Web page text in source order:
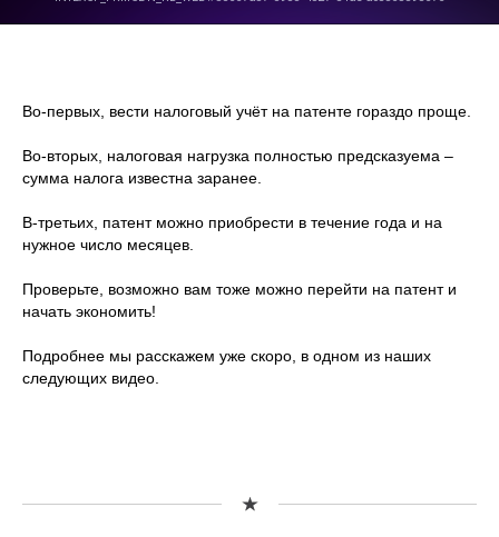
Во-первых, вести налоговый учёт на патенте гораздо проще.
Во-вторых, налоговая нагрузка полностью предсказуема –
сумма налога известна заранее.
В-третьих, патент можно приобрести в течение года и на
нужное число месяцев.
Проверьте, возможно вам тоже можно перейти на патент и
начать экономить!
Подробнее мы расскажем уже скоро, в одном из наших
следующих видео.